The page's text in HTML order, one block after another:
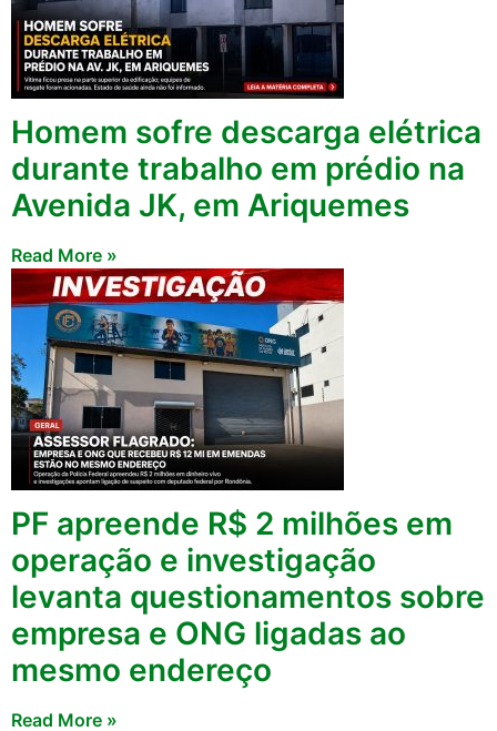
Homem sofre descarga elétrica
durante trabalho em prédio na
Avenida JK, em Ariquemes
Read More »
PF apreende R$ 2 milhões em
operação e investigação
levanta questionamentos sobre
empresa e ONG ligadas ao
mesmo endereço
Read More »